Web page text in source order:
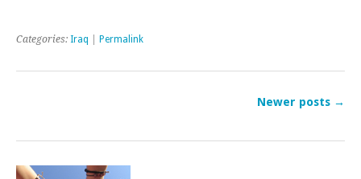
Categories: Iraq Permalink
Newer posts →